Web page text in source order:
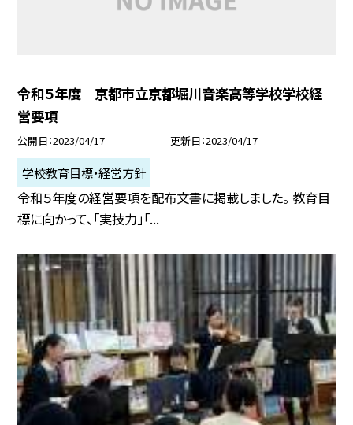
令和５年度 京都市立京都堀川音楽高等学校学校経
営要項
公開日 2023/04/17 更新日 2023/04/17
学校教育目標・経営方針
令和５年度の経営要項を配布文書に掲載しました。 教育目
標に向かって、「実技力」「...